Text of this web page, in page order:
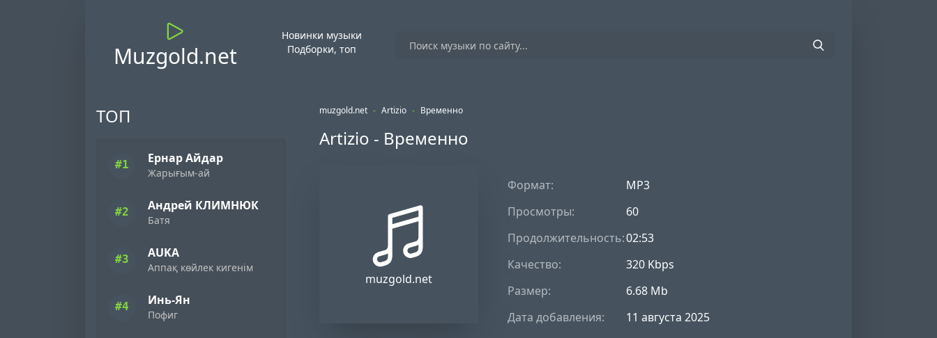
Muzgold.net
Новинки музыки
Подборки, топ
ТОП
#1 Ернар Айдар
Жарығым-ай
#2 Андрей КЛИМНЮК
Батя
#3 AUKA
Аппақ көйлек кигенім
#4 Инь-Ян
Пофиг
muzgold.net - Artizio - Временно
Artizio - Временно
muzgold.net
Формат:
MP3
Просмотры:
60
Продолжительность:02:53
Качество:
320 Kbps
Размер:
6.68 Mb
Дата добавления:
11 августа 2025